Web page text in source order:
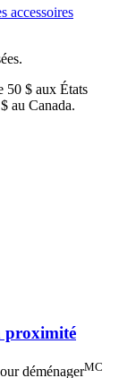
accessoires
50 $ aux États
au Canada.
proximité
déménagerMC